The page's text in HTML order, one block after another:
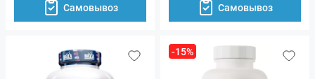
Самовывоз Самовывоз
-15%